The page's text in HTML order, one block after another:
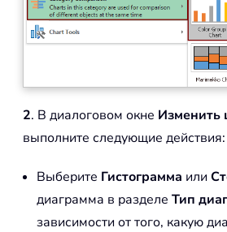
2. В диалоговом окне Изменить
выполните следующие действия:
Выберите Гистограмма или
диаграмма в разделе Тип
зависимости от того, какую